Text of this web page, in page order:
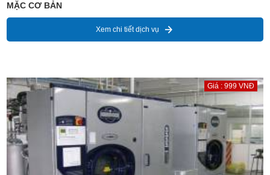
MẶC CƠ BẢN
Xem chi tiết dịch vụ
Giá : 999 VNĐ